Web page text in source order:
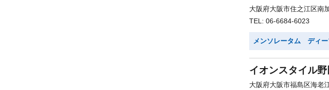
大阪府大阪市住之江区南
TEL: 06-6684-6023
メンソレータム ディー
イオンスタイル
大阪府大阪市福島区海老